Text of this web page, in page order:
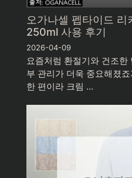
오가나셀 펩타이드
250ml 사용 후기
2026-04-09
요즘처럼 환절기와 건조한
부 관리가 더욱 중요해졌
한 편이라 크림 …